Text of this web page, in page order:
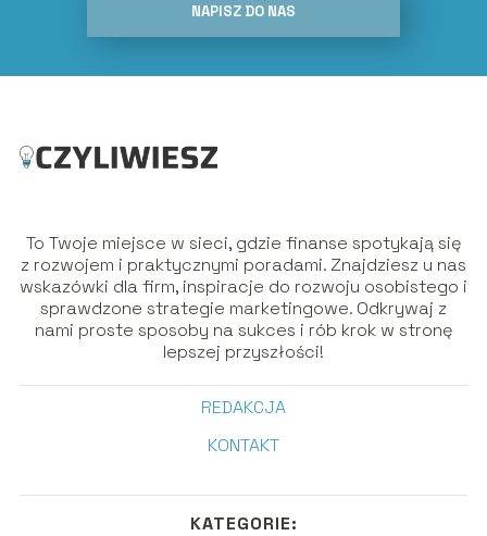
NAPISZ DO NAS
To Twoje miejsce w sieci, gdzie finanse spotykają się
z rozwojem i praktycznymi poradami. Znajdziesz u nas
wskazówki dla firm, inspiracje do rozwoju osobistego i
sprawdzone strategie marketingowe. Odkrywaj z
nami proste sposoby na sukces i rób krok w stronę
lepszej przyszłości!
REDAKCJA
KONTAKT
KATEGORIE: